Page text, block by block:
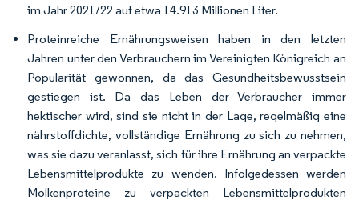
im Jahr 2021/22 auf etwa 14.913 Millionen Liter.
Proteinreiche Ernährungsweisen haben in den letzten
Jahren unter den Verbrauchern im Vereinigten Königreich an
Popularität gewonnen, da das Gesundheitsbewusstsein
gestiegen ist. Da das Leben der Verbraucher immer
hektischer wird, sind sie nicht in der Lage, regelmäßig eine
nährstoffdichte, vollständige Ernährung zu sich zu nehmen,
was sie dazu veranlasst, sich für ihre Ernährung an verpackte
Lebensmittelprodukte zu wenden. Infolgedessen werden
Molkenproteine zu verpackten Lebensmittelprodukten